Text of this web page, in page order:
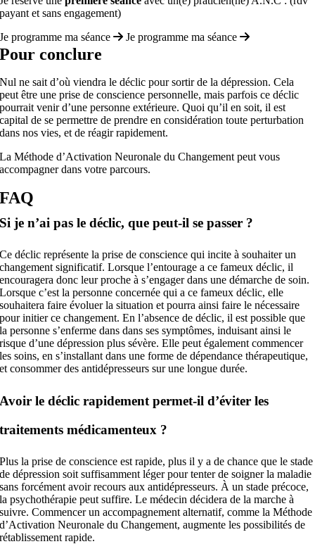
payant et sans engagement)
Je programme ma séance
Je programme ma séance
Pour conclure
Nul ne sait d’où viendra le déclic pour sortir de la dépression. Cela
peut être une prise de conscience personnelle, mais parfois ce déclic
pourrait venir d’une personne extérieure. Quoi qu’il en soit, il est
capital de se permettre de prendre en considération toute perturbation
dans nos vies, et de réagir rapidement.
La Méthode d’Activation Neuronale du Changement peut vous
accompagner dans votre parcours.
FAQ
Si je n’ai pas le déclic, que peut-il se passer ?
Ce déclic représente la prise de conscience qui incite à souhaiter un
changement significatif. Lorsque l’entourage a ce fameux déclic, il
encouragera donc leur proche à s’engager dans une démarche de soin.
Lorsque c’est la personne concernée qui a ce fameux déclic, elle
souhaitera faire évoluer la situation et pourra ainsi faire le nécessaire
pour initier ce changement. En l’absence de déclic, il est possible que
la personne s’enferme dans dans ses symptômes, induisant ainsi le
risque d’une dépression plus sévère. Elle peut également commencer
les soins, en s’installant dans une forme de dépendance thérapeutique,
et consommer des antidépresseurs sur une longue durée.
Avoir le déclic rapidement permet-il d’éviter les
traitements médicamenteux ?
Plus la prise de conscience est rapide, plus il y a de chance que le stade
de dépression soit suffisamment léger pour tenter de soigner la maladie
sans forcément avoir recours aux antidépresseurs. À un stade précoce,
la psychothérapie peut suffire. Le médecin décidera de la marche à
suivre. Commencer un accompagnement alternatif, comme la Méthode
d’Activation Neuronale du Changement, augmente les possibilités de
rétablissement rapide.